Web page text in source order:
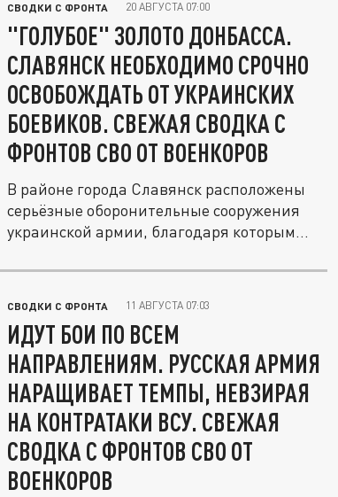
СВОДКИ С ФРОНТА 20 АВГУСТА 07:00
"ГОЛУБОЕ" ЗОЛОТО ДОНБАССА.
СЛАВЯНСК НЕОБХОДИМО СРОЧНО
ОСВОБОЖДАТЬ ОТ УКРАИНСКИХ
БОЕВИКОВ. СВЕЖАЯ СВОДКА С
ФРОНТОВ СВО ОТ ВОЕНКОРОВ
В районе города Славянск расположены
серьёзные оборонительные сооружения
украинской армии, благодаря которым...
СВОДКИ С ФРОНТА 11 АВГУСТА 07:03
ИДУТ БОИ ПО ВСЕМ
НАПРАВЛЕНИЯМ. РУССКАЯ АРМИЯ
НАРАЩИВАЕТ ТЕМПЫ, НЕВЗИРАЯ
НА КОНТРАТАКИ ВСУ. СВЕЖАЯ
СВОДКА С ФРОНТОВ СВО ОТ
ВОЕНКОРОВ